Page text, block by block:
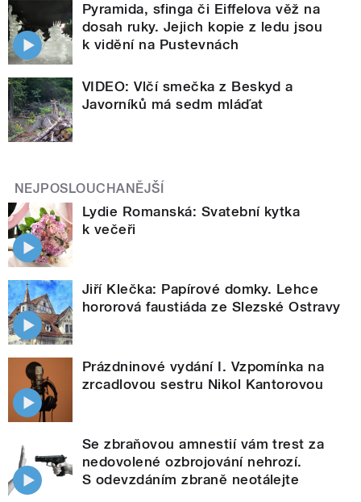
Pyramida, sfinga či Eiffelova věž na
dosah ruky. Jejich kopie z ledu jsou
k vidění na Pustevnách
VIDEO: Vlčí smečka z Beskyd a
Javorníků má sedm mláďat
NEJPOSLOUCHANĚJŠÍ
Lydie Romanská: Svatební kytka
k večeři
Jiří Klečka: Papírové domky. Lehce
hororová faustiáda ze Slezské Ostravy
Prázdninové vydání I. Vzpomínka na
zrcadlovou sestru Nikol Kantorovou
Se zbraňovou amnestií vám trest za
nedovolené ozbrojování nehrozí.
S odevzdáním zbraně neotálejte